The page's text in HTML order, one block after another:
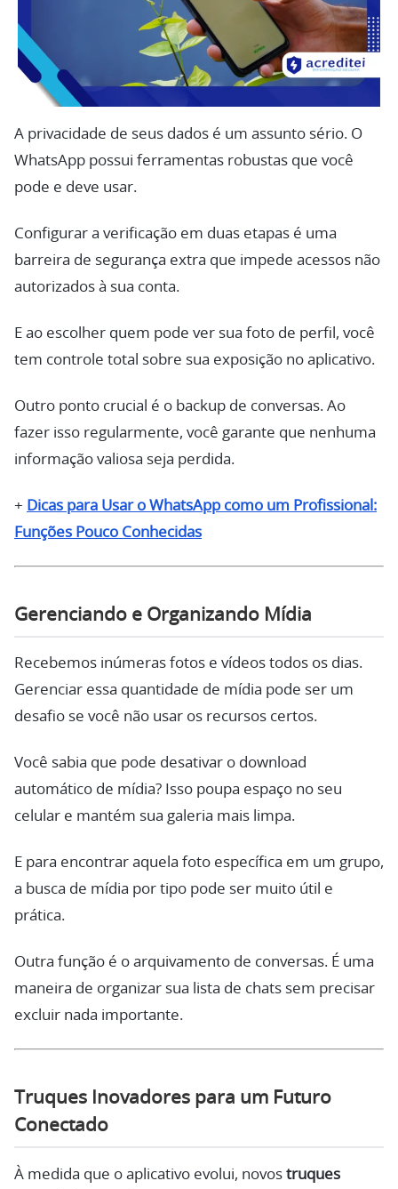
A privacidade de seus dados é um assunto sério. O
WhatsApp possui ferramentas robustas que você
pode e deve usar.
Configurar a verificação em duas etapas é uma
barreira de segurança extra que impede acessos não
autorizados à sua conta.
E ao escolher quem pode ver sua foto de perfil, você
tem controle total sobre sua exposição no aplicativo.
Outro ponto crucial é o backup de conversas. Ao
fazer isso regularmente, você garante que nenhuma
informação valiosa seja perdida.
+ Dicas para Usar o WhatsApp como um Profissional:
Funções Pouco Conhecidas
Gerenciando e Organizando Mídia
Recebemos inúmeras fotos e vídeos todos os dias.
Gerenciar essa quantidade de mídia pode ser um
desafio se você não usar os recursos certos.
Você sabia que pode desativar o download
automático de mídia? Isso poupa espaço no seu
celular e mantém sua galeria mais limpa.
E para encontrar aquela foto específica em um grupo,
a busca de mídia por tipo pode ser muito útil e
prática.
Outra função é o arquivamento de conversas. É uma
maneira de organizar sua lista de chats sem precisar
excluir nada importante.
Truques Inovadores para um Futuro
Conectado
À medida que o aplicativo evolui, novos truques